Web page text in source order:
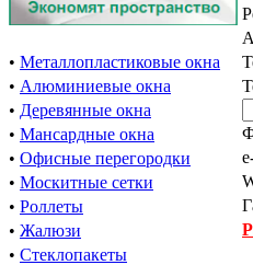
• Металлопластиковые окна
• Алюминиевые окна
• Деревянные окна
• Мансардные окна
• Офисные перегородки
• Москитные сетки
• Роллеты
• Жалюзи
• Стеклопакеты